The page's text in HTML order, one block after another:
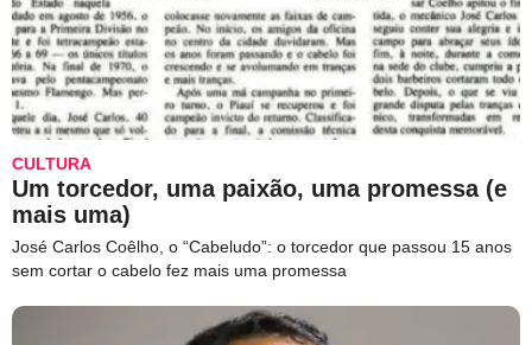
CULTURA
Um torcedor, uma paixão, uma promessa (e
mais uma)
José Carlos Coêlho, o “Cabeludo”: o torcedor que passou 15 anos
sem cortar o cabelo fez mais uma promessa